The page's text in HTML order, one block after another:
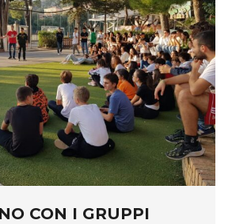
CON I GRUPPI